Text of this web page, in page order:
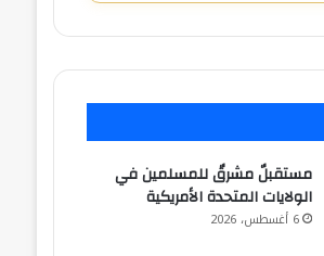
مستقبلٌ مشرقٌ للمسلمين في
الولايات المتحدة الأمريكية
6 أغسطس، 2026